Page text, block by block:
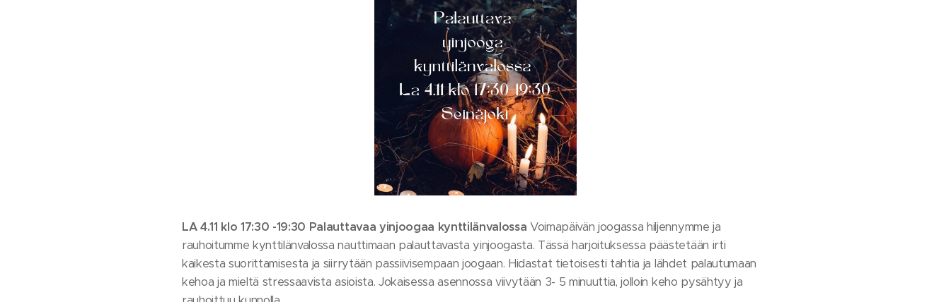
LA 4.11 klo 17:30 -19:30 Palauttavaa yinjoogaa kynttilänvalossaVoimapäivän joogassa hiljennymme ja
rauhoitumme kynttilänvalossa nauttimaan palauttavasta yinjoogasta. Tässä harjoituksessa päästetään irti
kaikesta suorittamisesta ja siirrytään passiivisempaan joogaan. Hidastat tietoisesti tahtia ja lähdet palautumaan
kehoa ja mieltä stressaavista asioista. Jokaisessa asennossa viivytään 3- 5 minuuttia, jolloin keho pysähtyy ja